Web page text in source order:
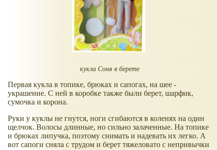
кукла Соня в берете
Первая кукла в топике, брюках и сапогах, на шее -
украшение. С ней в коробке также были берет, шарфик,
сумочка и корона.
Руки у куклы не гнутся, ноги сгибаются в коленях на один
щелчок. Волосы длинные, но сильно залаченные. На топике
и брюках липучка, поэтому снимать и надевать их легко. А
вот сапоги сняла с трудом и берет тяжеловато с непривычки